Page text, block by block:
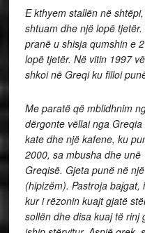
E kthyem stallën në
shtuam dhe një lopë
pranë u shisja qumshin e
lopë tjetër. Në vitin 1997
shkoi në Greqi ku filloi
Me paratë që mblidhnim
dërgonte vëllai nga
kate dhe një kafene, ku
2000, sa mbusha dhe
Greqisë. Gjeta punë në
(hipizëm). Pastroja
kur i rëzonin kuajt gjatë
sollën dhe disa kuaj të rinj